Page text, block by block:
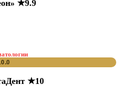
★9.9
★10